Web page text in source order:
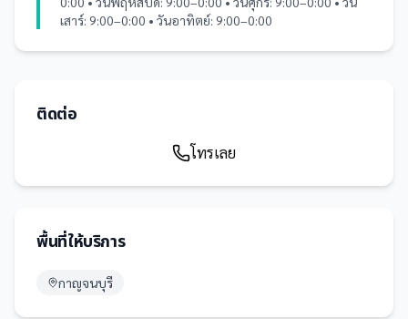
เสาร์: 9:00–0:00 • วันอาทิตย์: 9:00–0:00
ติดต่อ
โทรเลย
พื้นที่ให้บริการ
กาญจนบุรี